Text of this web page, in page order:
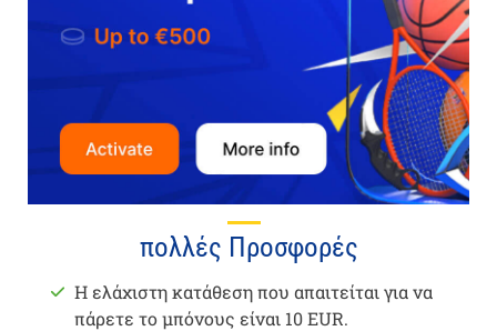
πολλές Προσφορές
Η ελάχιστη κατάθεση που απαιτείται για να
πάρετε το μπόνους είναι 10 EUR.